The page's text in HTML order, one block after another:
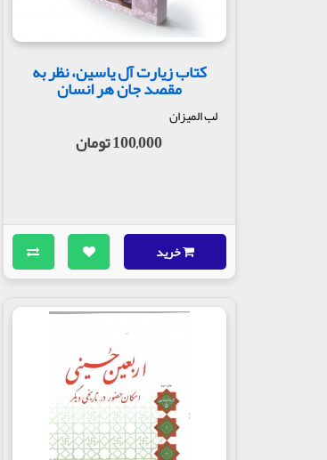
کتاب زیارت آل یاسین، نظر به
مقصد جان هر انسان
لب المیزان
100,000 تومان
خرید